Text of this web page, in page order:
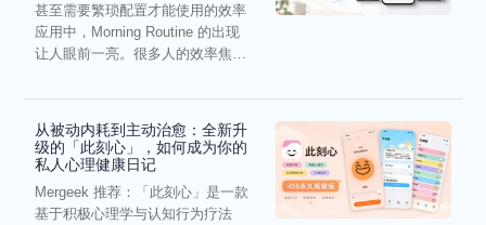
甚至需要繁琐配置才能使用的效率
应用中，Morning Routine 的出现
让人眼前一亮。很多人的效率焦
从被动内耗到主动治愈：全新升
级的「此刻心」，如何成为你的
私人心理健康日记
Mergeek 推荐：「此刻心」是一款
基于积极心理学与认知行为疗法